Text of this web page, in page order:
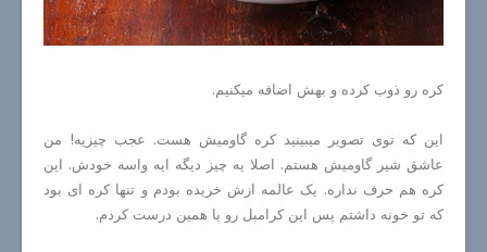
کره رو ذوب کرده و بهش اضافه میکنیم.
این که توی تصویر میبینید کره گاومیش هست. عجب چیزیه! من
عاشق شیر گاومیش هستم. اصلا یه چیز دیگه ایه واسه خودش. این
کره هم حرف نداره. یک عالمه ازش خریده بودم و تنها کره ای بود
که تو خونه داشتم پس این کرامبل رو با همین درست کردم.